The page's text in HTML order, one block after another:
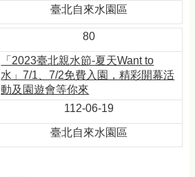
臺北自來水園區
80
「2023臺北親水節-夏天Want to
水」7/1、7/2免費入園，精彩開幕活
動及園遊會等你來
112-06-19
臺北自來水園區